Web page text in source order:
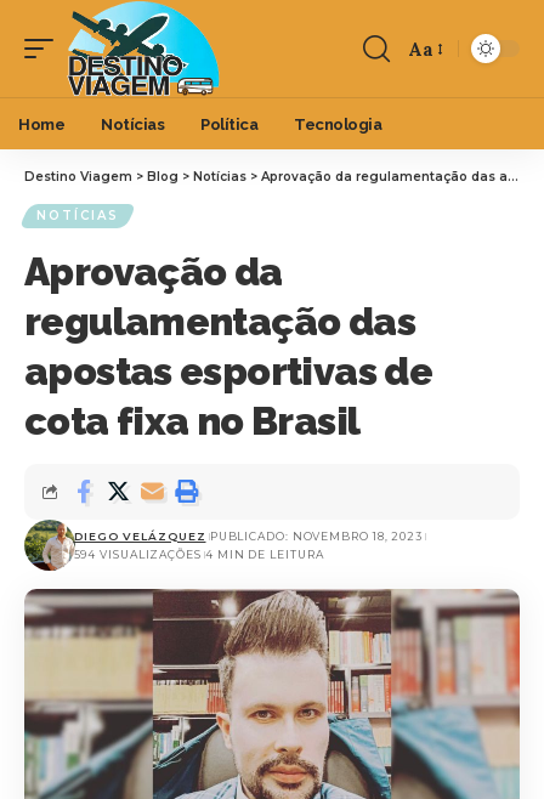
Aa
Home Notícias Política Tecnologia
Destino Viagem > Blog > Notícias > Aprovação da regulamentação das apostas esportivas de cota fixa no Brasil
NOTÍCIAS
Aprovação da
regulamentação das
apostas esportivas de
cota fixa no Brasil
DIEGO VELÁZQUEZ PUBLICADO: NOVEMBRO 18, 2023
594 VISUALIZAÇÕES 4 MIN DE LEITURA